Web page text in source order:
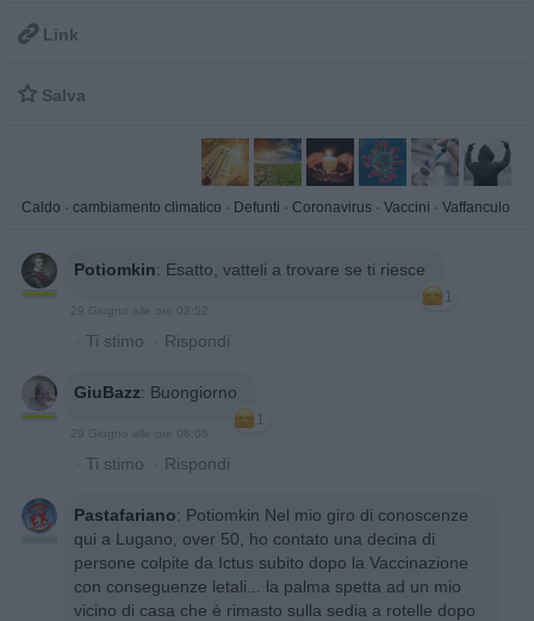
 Link
 Salva
Caldo · cambiamento climatico · Defunti · Coronavirus · Vaccini · Vaffanculo
Potiomkin: Esatto, vatteli a trovare se ti riesce
1
29 Giugno alle ore 03:52
· Ti stimo · Rispondi
GiuBazz: Buongiorno
1
29 Giugno alle ore 08:06
· Ti stimo · Rispondi
Pastafariano: Potiomkin Nel mio giro di conoscenze
qui a Lugano, over 50, ho contato una decina di
persone colpite da Ictus subito dopo la Vaccinazione
con conseguenze letali... la palma spetta ad un mio
vicino di casa che è rimasto sulla sedia a rotelle dopo